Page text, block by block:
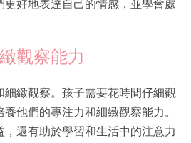
好地表達自己的情感，並學會處
觀察能力
緻觀察。孩子需要花時間仔細觀
他們的專注力和細緻觀察能力。
還有助於學習和生活中的注意力